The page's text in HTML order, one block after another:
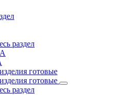
раздел
готовые
готовые
раздел